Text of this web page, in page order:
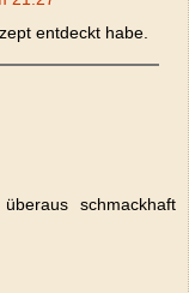
entdeckt habe.
schmackhaft